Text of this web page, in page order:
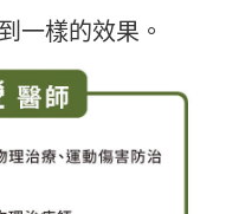
一樣的效果。